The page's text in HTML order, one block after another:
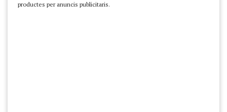
productes per anuncis publicitaris.